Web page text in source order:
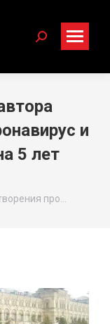
Search:
и
5 лет
про…